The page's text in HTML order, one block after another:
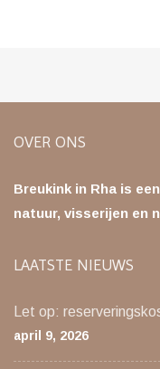
OVER ONS
Breukink in Rha is
natuur, visserijen en
LAATSTE NIEUWS
Let op:
april 9, 2026